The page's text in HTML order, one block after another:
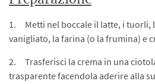
1. Metti nel boccale il latte, i tuorli,
vanigliato, la farina (o la frumina) e
2. Trasferisci la crema in una
trasparente facendola aderire alla